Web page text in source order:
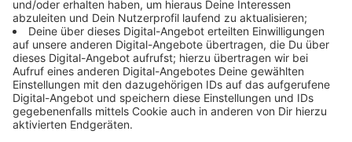
Immer auf dem Laufenden
bleiben!
Verpass' nichts mehr - mit unserem kostenlosen